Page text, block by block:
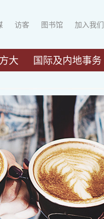
访客 图书馆 加入我们
大 国际及内地事务